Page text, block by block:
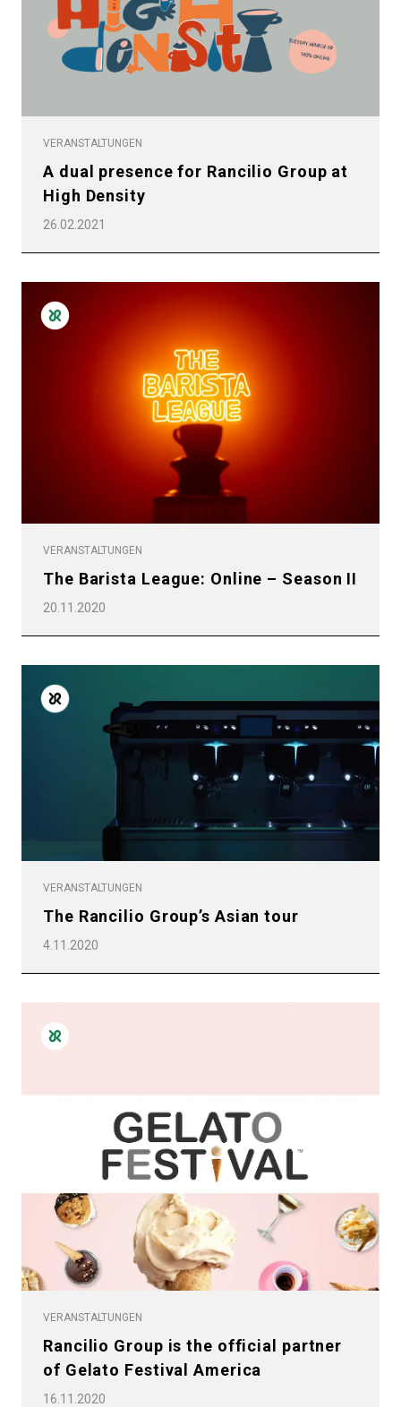
VERANSTALTUNGEN
A dual presence for Rancilio Group at
High Density
26.02.2021
VERANSTALTUNGEN
The Barista League: Online – Season II
20.11.2020
VERANSTALTUNGEN
The Rancilio Group’s Asian tour
4.11.2020
VERANSTALTUNGEN
Rancilio Group is the official partner
of Gelato Festival America
16.11.2020